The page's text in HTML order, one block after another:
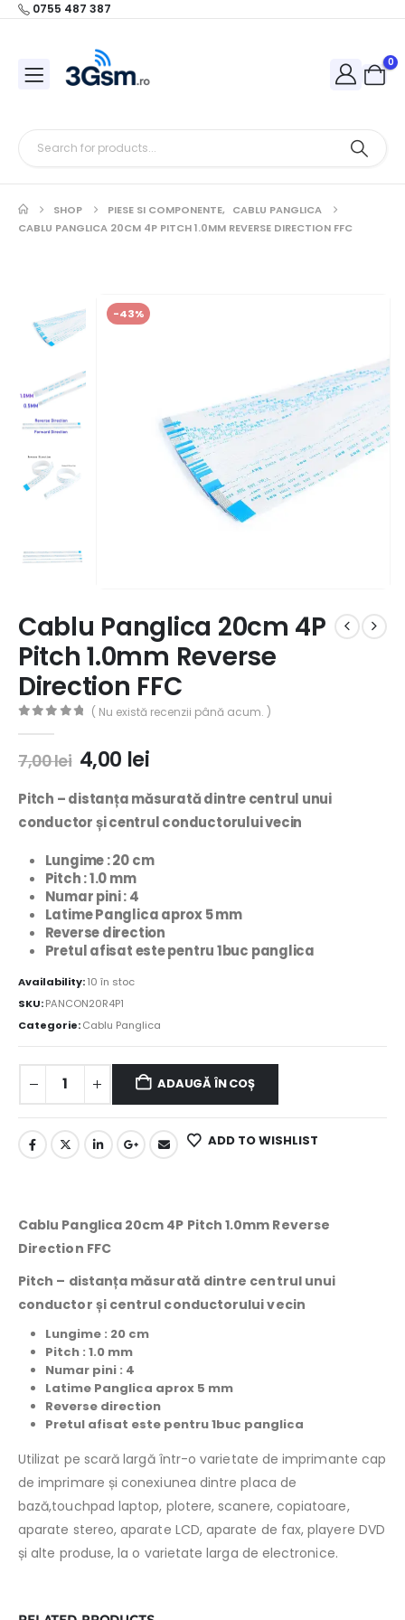
0755 487 387
0
SHOP PIESE SI COMPONENTE, CABLU PANGLICA
CABLU PANGLICA 20CM 4P PITCH 1.0MM REVERSE DIRECTION FFC
-43%
Cablu Panglica 20cm 4P
Pitch 1.0mm Reverse
Direction FFC
( Nu există recenzii până acum. )
7,00lei 4,00 lei
Pitch –distanța măsurată dintre centrul unui
conductor și centrul conductorului vecin
Lungime : 20 cm
Pitch : 1.0 mm
Numar pini : 4
Latime Panglica aprox 5 mm
Reverse direction
Pretul afisat este pentru 1buc panglica
Availability:10 în stoc
SKU:PANCON20R4P1
Categorie:Cablu Panglica
ADAUGĂ ÎN COȘ
ADD TO WISHLIST
Cablu Panglica 20cm 4P Pitch 1.0mm Reverse
Direction FFC
Pitch – distanța măsurată dintre centrul unui
conductor și centrul conductorului vecin
Lungime : 20 cm
Pitch : 1.0 mm
Numar pini : 4
Latime Panglica aprox 5 mm
Reverse direction
Pretul afisat este pentru 1buc panglica
Utilizat pe scară largă într-o varietate de imprimante cap
de imprimare și conexiunea dintre placa de
bază,touchpad laptop, plotere, scanere, copiatoare,
aparate stereo, aparate LCD, aparate de fax, playere DVD
și alte produse, la o varietate larga de electronice.